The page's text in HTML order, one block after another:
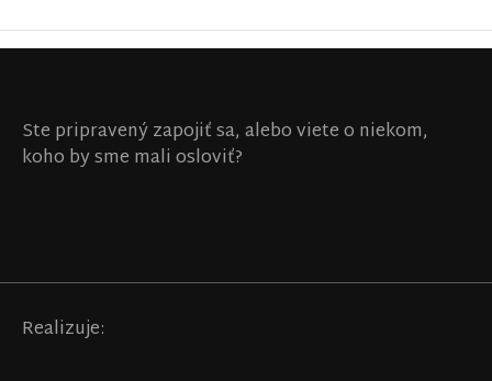
Ste pripravený zapojiť sa, alebo viete o niekom,
koho by sme mali osloviť?
Realizuje: